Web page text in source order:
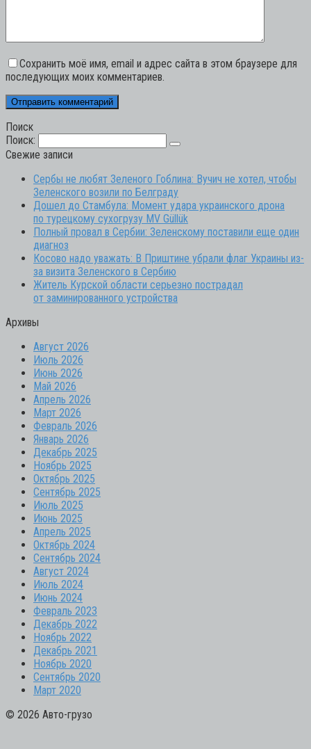
Сохранить моё имя, email и адрес сайта в этом браузере для
последующих моих комментариев.
Поиск
Поиск:
Свежие записи
Сербы не любят Зеленого Гоблина: Вучич не хотел, чтобы
Зеленского возили по Белграду
Дошел до Стамбула: Момент удара украинского дрона
по турецкому сухогрузу MV Güllük
Полный провал в Сербии: Зеленскому поставили еще один
диагноз
Косово надо уважать: В Приштине убрали флаг Украины из-
за визита Зеленского в Сербию
Житель Курской области серьезно пострадал
от заминированного устройства
Архивы
Август 2026
Июль 2026
Июнь 2026
Май 2026
Апрель 2026
Март 2026
Февраль 2026
Январь 2026
Декабрь 2025
Ноябрь 2025
Октябрь 2025
Сентябрь 2025
Июль 2025
Июнь 2025
Апрель 2025
Октябрь 2024
Сентябрь 2024
Август 2024
Июль 2024
Июнь 2024
Февраль 2023
Декабрь 2022
Ноябрь 2022
Декабрь 2021
Ноябрь 2020
Сентябрь 2020
Март 2020
© 2026 Авто-грузо